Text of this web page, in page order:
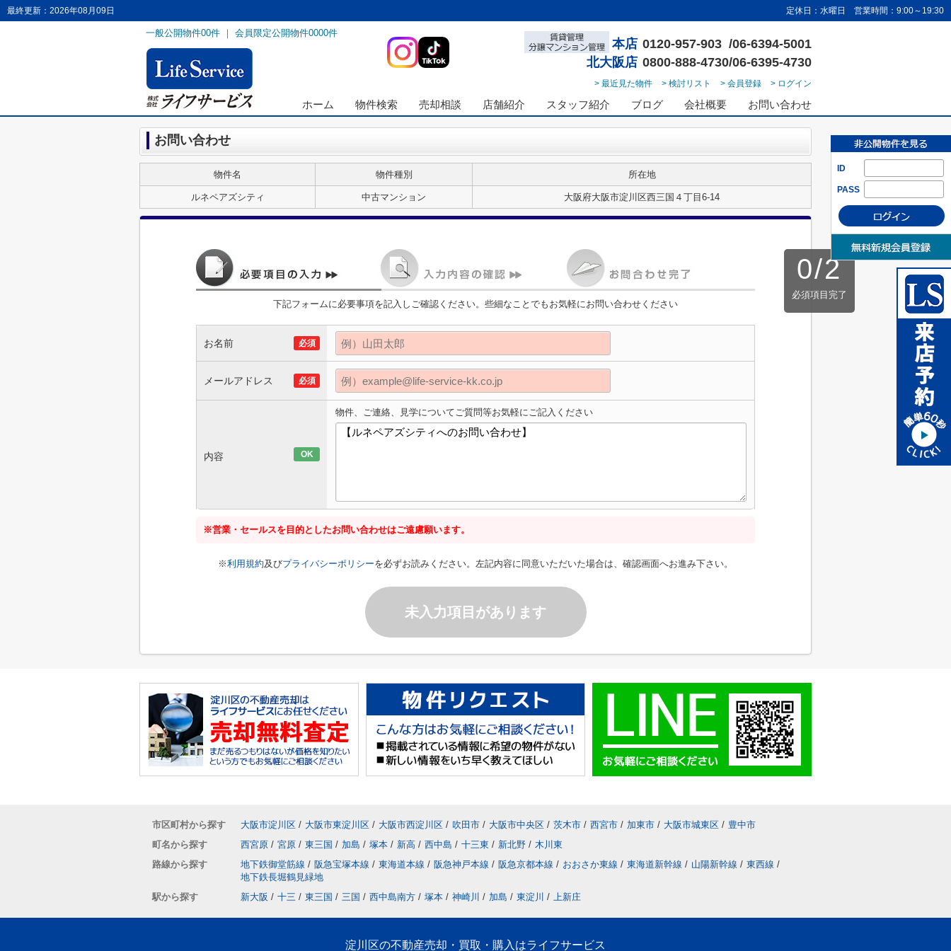
最終更新：2026年08月09日 定休日：水曜日 営業時間：9:00～19:30
一般公開物件00件 ｜ 会員限定公開物件0000件
本店 0120-957-903 /06-6394-5001
北大阪店 0800-888-4730/06-6395-4730
> 最近見た物件 > 検討リスト > 会員登録 > ログイン
ホーム 物件検索 売却相談 店舗紹介 スタッフ紹介 ブログ 会社概要 お問い合わせ
ID
PASS
お問い合わせ
物件名 物件種別 所在地
ルネペアズシティ 中古マンション 大阪府大阪市淀川区西三国４丁目6-14
0/2
必須項目完了
下記フォームに必要事項を記入しご確認ください。些細なことでもお気軽にお問い合わせください
お名前 必須
メールアドレス 必須
内容 OK
物件、ご連絡、見学についてご質問等お気軽にご記入ください
※営業・セールスを目的としたお問い合わせはご遠慮願います。
※利用規約及びプライバシーポリシーを必ずお読みください。左記内容に同意いただいた場合は、確認画面へお進み下さい。
未入力項目があります
市区町村から探す 大阪市淀川区 / 大阪市東淀川区 / 大阪市西淀川区 / 吹田市 / 大阪市中央区 / 茨木市 / 西宮市 / 加東市 / 大阪市城東区 / 豊中市
町名から探す
西宮原 / 宮原 / 東三国 / 加島 / 塚本 / 新高 / 西中島 / 十三東 / 新北野 / 木川東
路線から探す
地下鉄御堂筋線 / 阪急宝塚本線 / 東海道本線 / 阪急神戸本線 / 阪急京都本線 / おおさか東線 / 東海道新幹線 / 山陽新幹線 / 東西線 /
地下鉄長堀鶴見緑地
駅から探す
新大阪 / 十三 / 東三国 / 三国 / 西中島南方 / 塚本 / 神崎川 / 加島 / 東淀川 / 上新庄
淀川区の不動産売却・買取・購入はライフサービス